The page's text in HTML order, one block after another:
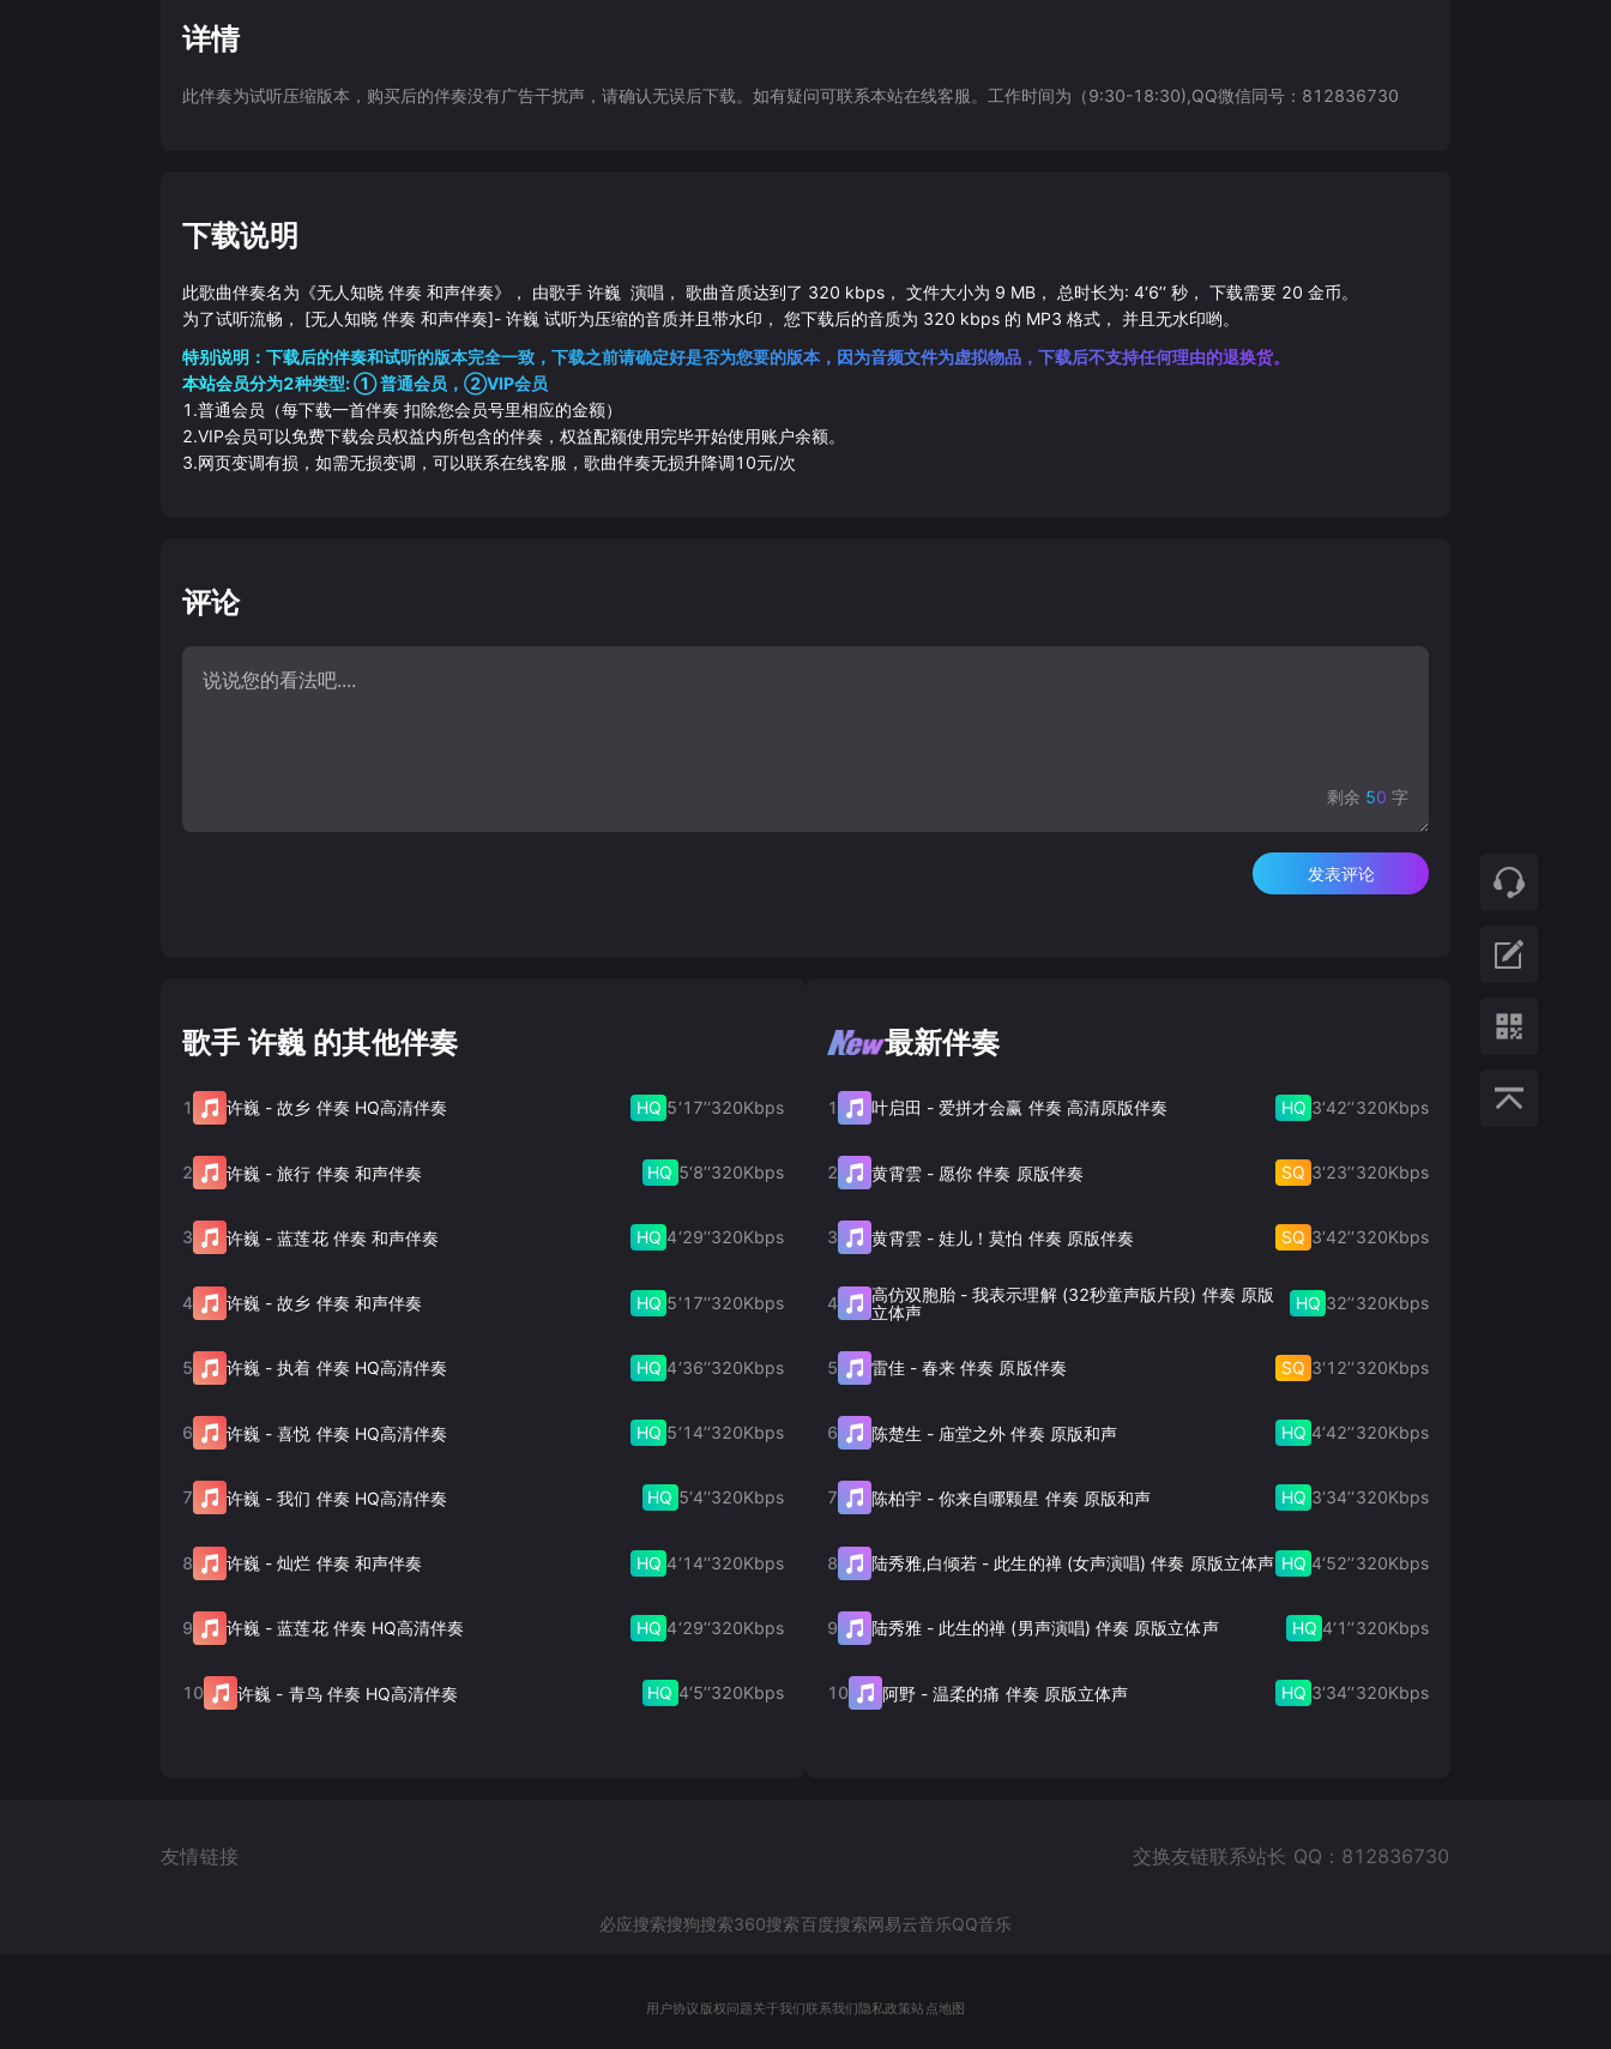
详情
此伴奏为试听压缩版本，购买后的伴奏没有广告干扰声，请确认无误后下载。如有疑问可联系本站在线客服。工作时间为（9:30-18:30),QQ微信同号：812836730
下载说明
此歌曲伴奏名为《无人知晓 伴奏 和声伴奏》， 由歌手 许巍 演唱， 歌曲音质达到了 320 kbps， 文件大小为 9 MB， 总时长为: 4‘6’‘秒， 下载需要 20 金币。
为了试听流畅， [无人知晓 伴奏 和声伴奏]- 许巍 试听为压缩的音质并且带水印， 您下载后的音质为 320 kbps 的 MP3 格式， 并且无水印哟。
特别说明：下载后的伴奏和试听的版本完全一致，下载之前请确定好是否为您要的版本，因为音频文件为虚拟物品，下载后不支持任何理由的退换货。
本站会员分为2种类型: ① 普通会员，②VIP会员
1.普通会员（每下载一首伴奏 扣除您会员号里相应的金额）
2.VIP会员可以免费下载会员权益内所包含的伴奏，权益配额使用完毕开始使用账户余额。
3.网页变调有损，如需无损变调，可以联系在线客服，歌曲伴奏无损升降调10元/次
评论
剩余 50 字
发表评论
歌手 许巍 的其他伴奏
1 许巍 -故乡 伴奏 HQ高清伴奏 HQ 5‘17’‘320Kbps
2 许巍 -旅行 伴奏 和声伴奏 HQ 5‘8’‘320Kbps
3 许巍 -蓝莲花 伴奏 和声伴奏 HQ 4‘29’‘320Kbps
4 许巍 -故乡 伴奏 和声伴奏 HQ 5‘17’‘320Kbps
5 许巍 -执着 伴奏 HQ高清伴奏 HQ 4‘36’‘320Kbps
6 许巍 -喜悦 伴奏 HQ高清伴奏 HQ 5‘14’‘320Kbps
7 许巍 -我们 伴奏 HQ高清伴奏 HQ 5‘4’‘320Kbps
8 许巍 -灿烂 伴奏 和声伴奏 HQ 4‘14’‘320Kbps
9 许巍 -蓝莲花 伴奏 HQ高清伴奏 HQ 4‘29’‘320Kbps
10 许巍 - 青鸟 伴奏 HQ高清伴奏 HQ 4‘5’‘320Kbps
最新伴奏
1 叶启田 -爱拼才会赢 伴奏 高清原版伴奏 HQ 3‘42’‘320Kbps
2 黄霄雲- 愿你 伴奏 原版伴奏 SQ 3‘23’‘320Kbps
3 黄霄雲-娃儿！莫怕 伴奏 原版伴奏 SQ 3‘42’‘320Kbps
4 高仿双胞胎 -我表示理解 (32秒童声版片段) 伴奏 原版
立体声
HQ 32’‘320Kbps
5 雷佳- 春来 伴奏 原版伴奏 SQ 3‘12’‘320Kbps
6 陈楚生 - 庙堂之外 伴奏 原版和声 HQ 4‘42’‘320Kbps
7 陈柏宇-你来自哪颗星 伴奏 原版和声 HQ 3‘34’‘320Kbps
8 陆秀雅,白倾若 - 此生的禅 (女声演唱) 伴奏 原版立体声 HQ 4‘52’‘320Kbps
9 陆秀雅- 此生的禅 (男声演唱) 伴奏 原版立体声 HQ 4‘1’‘320Kbps
10 阿野-温柔的痛 伴奏 原版立体声 HQ 3‘34’‘320Kbps
友情链接 交换友链联系站长 QQ：812836730
必应搜索搜狗搜索360搜索百度搜索网易云音乐QQ音乐
用户协议 版权问题关于我们联系我们 隐私政策站点地图